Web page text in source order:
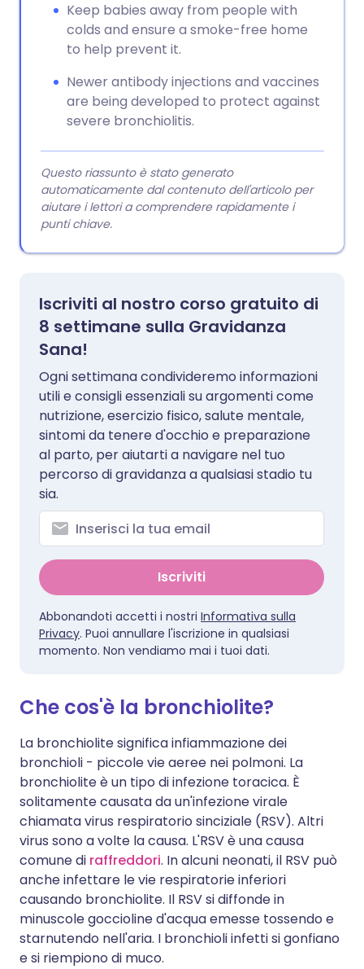
Keep babies away from people with
colds and ensure a smoke-free home
to help prevent it.
Newer antibody injections and vaccines
are being developed to protect against
severe bronchiolitis.
Questo riassunto è stato generato
automaticamente dal contenuto dell'articolo per
aiutare i lettori a comprendere rapidamente i
punti chiave.
Iscriviti al nostro corso gratuito di
8 settimane sulla Gravidanza
Sana!
Ogni settimana condivideremo informazioni
utili e consigli essenziali su argomenti come
nutrizione, esercizio fisico, salute mentale,
sintomi da tenere d'occhio e preparazione
al parto, per aiutarti a navigare nel tuo
percorso di gravidanza a qualsiasi stadio tu
sia.
Iscriviti
Abbonandoti accetti i nostri Informativa sulla
Privacy. Puoi annullare l'iscrizione in qualsiasi
momento. Non vendiamo mai i tuoi dati.
Che cos'è la bronchiolite?
La bronchiolite significa infiammazione dei
bronchioli - piccole vie aeree nei polmoni. La
bronchiolite è un tipo di infezione toracica. È
solitamente causata da un'infezione virale
chiamata virus respiratorio sinciziale (RSV). Altri
virus sono a volte la causa. L'RSV è una causa
comune di raffreddori. In alcuni neonati, il RSV può
anche infettare le vie respiratorie inferiori
causando bronchiolite. Il RSV si diffonde in
minuscole goccioline d'acqua emesse tossendo e
starnutendo nell'aria. I bronchioli infetti si gonfiano
e si riempiono di muco.